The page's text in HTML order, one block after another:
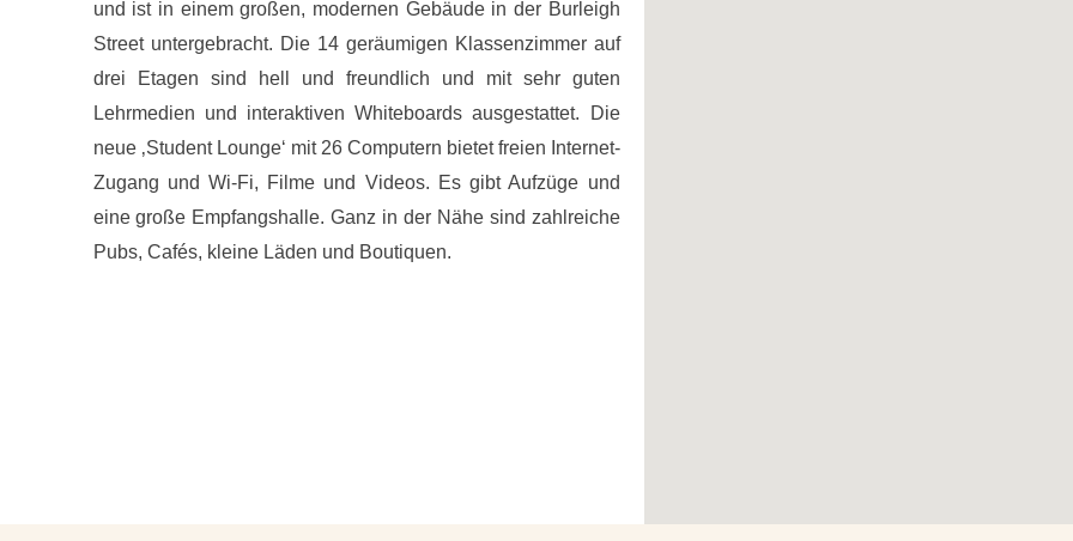
und ist in einem großen, modernen Gebäude in der Burleigh
Street untergebracht. Die 14 geräumigen Klassenzimmer auf
drei Etagen sind hell und freundlich und mit sehr guten
Lehrmedien und interaktiven Whiteboards ausgestattet. Die
neue ‚Student Lounge‘ mit 26 Computern bietet freien Internet-
Zugang und Wi-Fi, Filme und Videos. Es gibt Aufzüge und
eine große Empfangshalle. Ganz in der Nähe sind zahlreiche
Pubs, Cafés, kleine Läden und Boutiquen.